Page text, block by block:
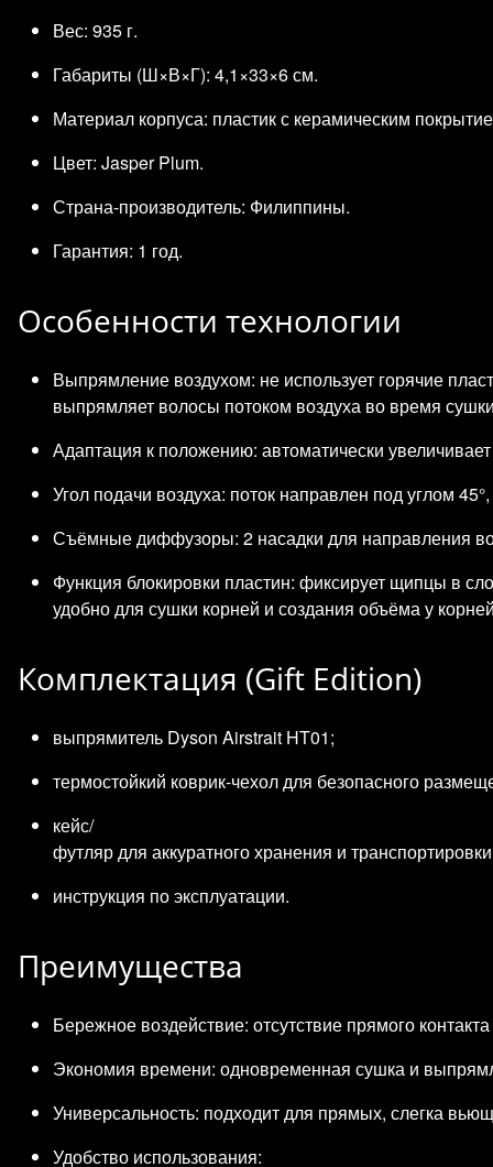
Вес: 935 г.
Габариты (Ш×В×Г): 4,1×33×6 см.
Материал корпуса: пластик с керамическим
Цвет: Jasper Plum.
Страна‑производитель: Филиппины.
Гарантия: 1 год.
Особенности технологии
Выпрямление воздухом: не использует горячие
выпрямляет волосы потоком воздуха во время
Адаптация к положению: автоматически
Угол подачи воздуха: поток направлен под углом
Съёмные диффузоры: 2 насадки для направления
Функция блокировки пластин: фиксирует щипцы в
удобно для сушки корней и создания объёма у
Комплектация (Gift Edition)
выпрямитель Dyson Airstrait HT01;
термостойкий коврик‑чехол для безопасного
кейс/
футляр для аккуратного хранения и
инструкция по эксплуатации.
Преимущества
Бережное воздействие: отсутствие прямого
Экономия времени: одновременная сушка и
Универсальность: подходит для прямых, слегка
Удобство использования: